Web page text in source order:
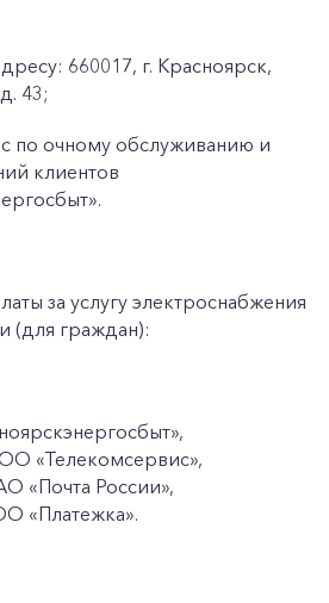
660017, г. Красноярск,
43;
по очному обслуживанию и
клиентов
за услугу электроснабжения
(для граждан):
«Телекомсервис»,
«Почта России»,
«Платежка».